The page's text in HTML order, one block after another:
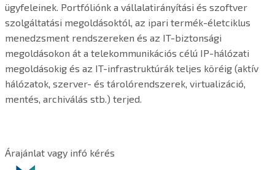
ügyfeleinek. Portfóliónk a vállalatirányítási és szoftver
szolgáltatási megoldásoktól, az ipari termék-életciklus
menedzsment rendszereken és az IT-biztonsági
megoldásokon át a telekommunikációs célú IP-hálózati
megoldásokig és az IT-infrastruktúrák teljes köréig (aktív
hálózatok, szerver- és tárolórendszerek, virtualizáció,
mentés, archiválás stb.) terjed.
Árajánlat vagy infó kérés